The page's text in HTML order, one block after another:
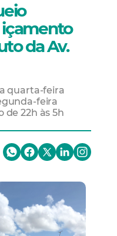
da Av.
quarta-feira
feira
de 22h às 5h